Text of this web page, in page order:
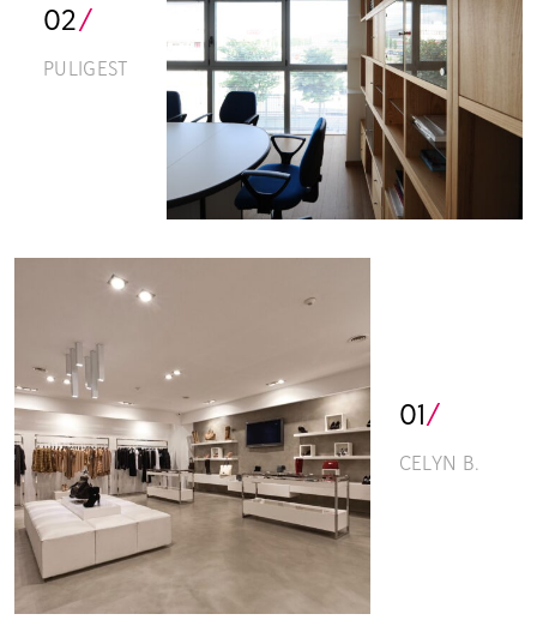
02/
PULIGEST
01/
CELYN B.